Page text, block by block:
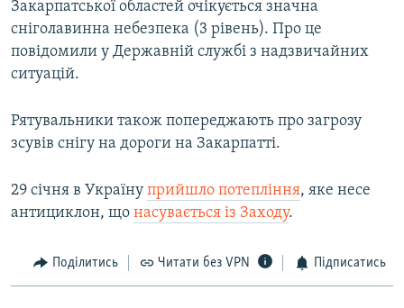
Закарпатської областей очікується значна
сніголавинна небезпека (3 рівень). Про це
повідомили у Державній службі з надзвичайних
ситуацій.
Рятувальники також попереджають про загрозу
зсувів снігу на дороги на Закарпатті.
29 січня в Україну прийшло потепління, яке несе
антициклон, що насувається із Заходу.
Поділитись Читати без VPN Підписатись